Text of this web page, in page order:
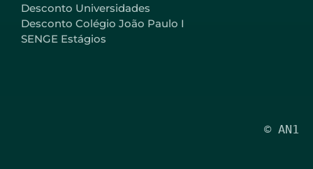
Desconto Universidades
Desconto Colégio João Paulo I
SENGE Estágios
© AN1